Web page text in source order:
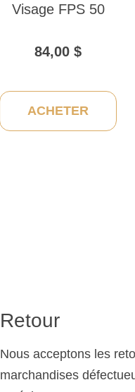
Visage FPS 50
84,00$
ACHETER
Retour
Nous acceptons les
marchandises